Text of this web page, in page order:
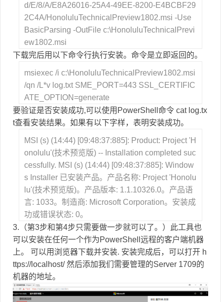
d/E/8/A/E8A26016-25A4-49EE-8200-E4BCBF29
2C4A/HonoluluTechnicalPreview1802.msi -Use
BasicParsing -OutFile c:\HonoluluTechnicalPrevi
ew1802.msi
下载完后用以下命令行执行安装。命令是立即返回的。
msiexec /i c:\HonoluluTechnicalPreview1802.msi
/qn /L*v log.txt SME_PORT=443 SSL_CERTIFIC
ATE_OPTION=generate
要验证是否安装成功,可以使用PowerShell命令 cat log.tx
t查看安装结果。如果有以下字样，表明安装成功。
MSI (s) (14:44) [09:48:37:885]: Product: Project 'H
onolulu'(技术预览版) -- Installation completed suc
cessfully. MSI (s) (14:44) [09:48:37:885]: Window
s Installer 已安装产品。产品名称: Project 'Honolu
lu'(技术预览版)。产品版本: 1.1.10326.0。产品语
言: 1033。制造商: Microsoft Corporation。安装成
功或错误状态: 0。
3.（第3步和第4步只需要做一步就可以了。）此工具也
可以安装在任何一个作为PowerShell远程的客户端机器
上。 可以用浏览器下载并安装. 安装完成后，可以打开 h
ttps://localhost/ 然后添加我们需要管理的Server 1709的
机器的地址。